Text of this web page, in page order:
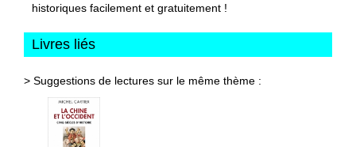
historiques facilement et gratuitement !
Livres liés
> Suggestions de lectures sur le même thème :